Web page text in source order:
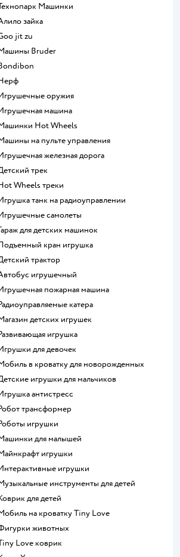
Технопарк Машинки
Алило зайка
Goo jit zu
Машины Bruder
Bondibon
Нерф
Игрушечные оружия
Игрушечная машина
Машинки Hot Wheels
Машины на пульте управления
Игрушечная железная дорога
Детский трек
Hot Wheels треки
Игрушка танк на радиоуправлении
Игрушечные самолеты
Гараж для детских машинок
Подъемный кран игрушка
Детский трактор
Автобус игрушечный
Игрушечная пожарная машина
Радиоуправляемые катера
Магазин детских игрушек
Развивающая игрушка
Игрушки для девочек
Мобиль в кроватку для новорожденных
Детские игрушки для мальчиков
Игрушка антистресс
Робот трансформер
Роботы игрушки
Машинки для малышей
Майнкрафт игрушки
Интерактивные игрушки
Музыкальные инструменты для детей
Коврик для детей
Мобиль на кроватку Tiny Love
Фигурки животных
Tiny Love коврик